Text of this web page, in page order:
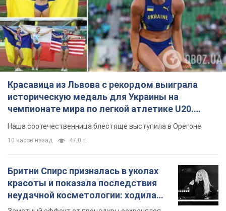
чемпионате мира по легкой атлетике U20.
Видео
Наша соотечественница блестяще выступила в Орегоне
10 часов назад 47,0 т.
Бритни Спирс призналась в уколах
красоты и показала последствия
неудачной косметологии: ходила
так почти месяц
Заметный эффект от процедуры сохранялся
есть: украинская модель Кристина
Пономар рассказала о страшной
стороне модельной карьеры